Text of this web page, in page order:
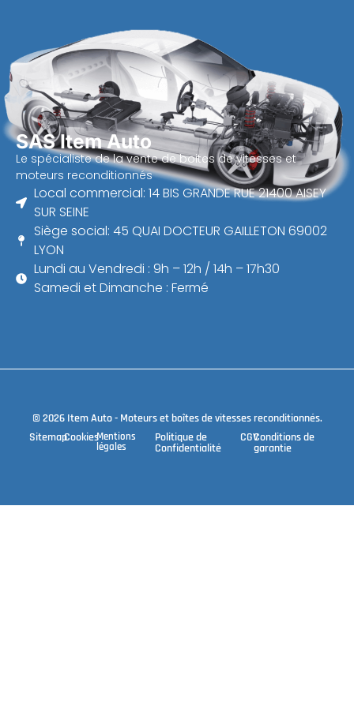
SAS Item Auto
Le spécialiste de la vente de boites de vitesses et
moteurs reconditionnés
Local commercial: 14 BIS GRANDE RUE 21400 AISEY
SUR SEINE
Siège social: 45 QUAI DOCTEUR GAILLETON 69002
LYON
Lundi au Vendredi : 9h – 12h / 14h – 17h30
Samedi et Dimanche : Fermé
© 2026 Item Auto - Moteurs et boîtes de vitesses reconditionnés.
SitemapCookiesMentions
légales
Politique de
Confidentialité
CGVConditions de
garantie